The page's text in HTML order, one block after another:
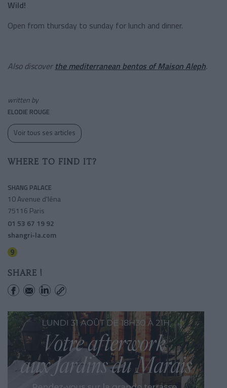
Wild!
Open from thursday to sunday for lunch and dinner.
Also discover the mediterranean bentos of Maison Aleph.
written by
ELODIE ROUGE
Voir tous ses articles
WHERE TO FIND IT?
SHANG PALACE
10 Avenue d'Iéna
75116 Paris
01 53 67 19 92
shangri-la.com
SHARE !